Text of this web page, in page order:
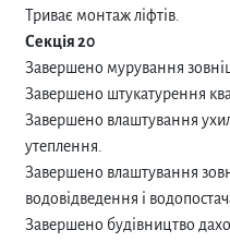
Триває монтаж ліфтів.
Секція 20
Завершено мурування
Завершено штукатурення
Завершено влаштування
утеплення.
Завершено влаштування
водовідведення і
Завершено будівництво